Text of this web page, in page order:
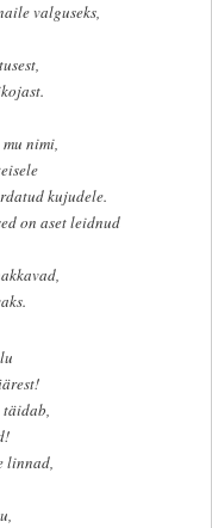
valguseks,
nimi,
kujudele.
on aset leidnud
täidab,
linnad,